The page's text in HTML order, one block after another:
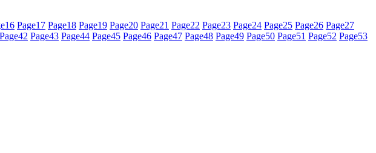
16 Page17 Page18 Page19 Page20 Page21 Page22 Page23 Page24 Page25 Page26 Page27
Page42 Page43 Page44 Page45 Page46 Page47 Page48 Page49 Page50 Page51 Page52 Page53